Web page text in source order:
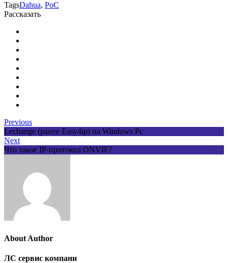
TagsDahua, PoC
Рассказать
Previous
Lechange (ранее Easy4ip) на Windows Pc
Next
Что такое IP-протокол ONVIF?
About Author
ЛС сервис компани